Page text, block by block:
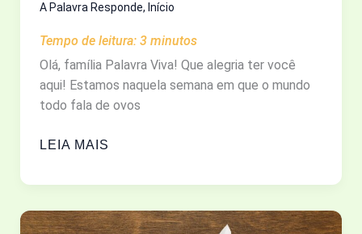
A Palavra Responde, Início
Tempo de leitura: 3 minutos
Olá, família Palavra Viva! Que alegria ter você
aqui! Estamos naquela semana em que o mundo
todo fala de ovos
O
É
PÁSCOA?
LEIA MAIS